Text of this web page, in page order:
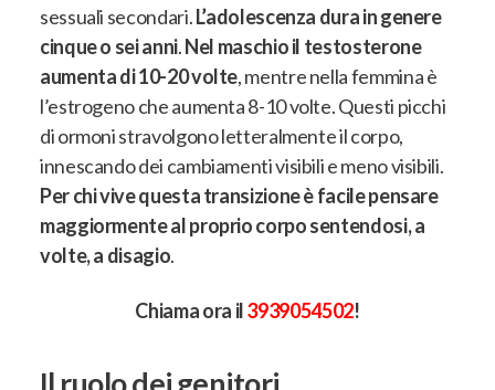
sessuali secondari.L’adolescenza dura in genere
cinque o sei anni.Nel maschio il testosterone
aumenta di 10-20 volte, mentre nella femmina è
l’estrogeno che aumenta 8-10 volte.Questi picchi
di ormoni stravolgono letteralmente il corpo,
innescando dei cambiamenti visibili e meno visibili.
Per chi vive questa transizione è facile pensare
maggiormente al proprio corpo sentendosi, a
volte, a disagio.
Chiama ora il3939054502!
Il ruolo dei genitori